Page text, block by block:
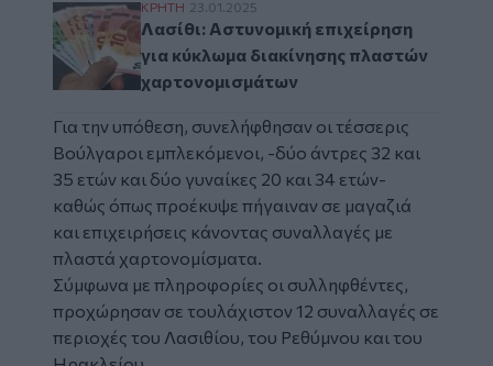
Λασίθι: Αστυνομική επιχείρηση για
ΚΡΗΤΗ 23.01.2025
Λασίθι: Αστυνομική επιχείρηση
για κύκλωμα διακίνησης πλαστών
χαρτονομισμάτων
Για την υπόθεση, συνελήφθησαν οι τέσσερις
Βούλγαροι εμπλεκόμενοι, -δύο άντρες 32 και
35 ετών και δύο γυναίκες 20 και 34 ετών-
καθώς όπως προέκυψε πήγαιναν σε μαγαζιά
και επιχειρήσεις κάνοντας συναλλαγές με
πλαστά χαρτονομίσματα.
Σύμφωνα με πληροφορίες οι συλληφθέντες,
προχώρησαν σε τουλάχιστον 12 συναλλαγές σε
περιοχές του Λασιθίου, του Ρεθύμνου και του